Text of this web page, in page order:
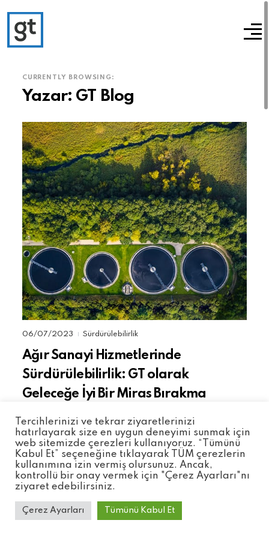
CURRENTLY BROWSING:
Yazar: GT Blog
06/07/2023 Sürdürülebilirlik
Ağır Sanayi Hizmetlerinde
Sürdürülebilirlik: GT olarak
Geleceğe İyi Bir Miras Bırakma
Tercihlerinizi ve tekrar ziyaretlerinizi
hatırlayarak size en uygun deneyimi sunmak için
web sitemizde çerezleri kullanıyoruz. “Tümünü
Kabul Et” seçeneğine tıklayarak TÜM çerezlerin
kullanımına izin vermiş olursunuz. Ancak,
kontrollü bir onay vermek için "Çerez Ayarları"nı
ziyaret edebilirsiniz.
Çerez Ayarları Tümünü Kabul Et